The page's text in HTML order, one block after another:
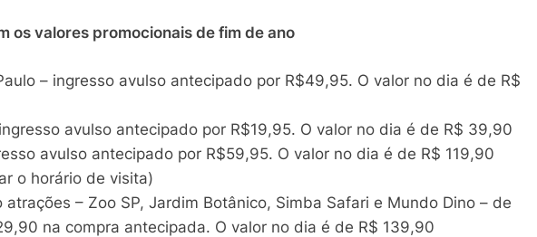
os valores promocionais de fim de ano
– ingresso avulso antecipado por R$49,95. O valor no dia é de R$
avulso antecipado por R$19,95. O valor no dia é de R$ 39,90
avulso antecipado por R$59,95. O valor no dia é de R$ 119,90
o horário de visita)
atrações – Zoo SP, Jardim Botânico, Simba Safari e Mundo Dino – de
na compra antecipada. O valor no dia é de R$ 139,90